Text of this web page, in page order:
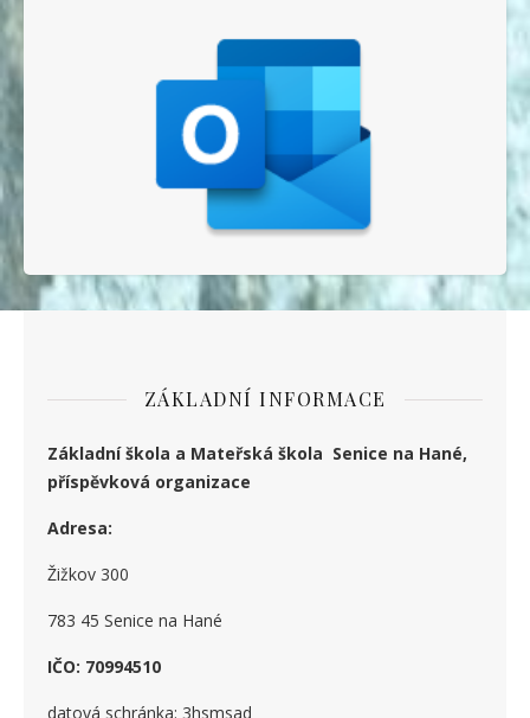
ZÁKLADNÍ INFORMACE
Základní škola a Mateřská škola Senice na Hané,
příspěvková organizace
Adresa:
Žižkov 300
783 45 Senice na Hané
IČO: 70994510
datová schránka: 3hsmsad